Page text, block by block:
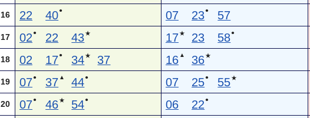
16 22 40● 07 23● 57
17 02 ● 22 43★ 17★ 23 58●
18 02 17● 34★ 37 16 ▲ 36★
19 07● 37 ▲ 44● 07 25● 55★
20 07● 46★ 54● 06 22 ●